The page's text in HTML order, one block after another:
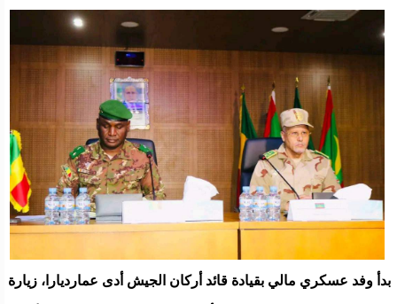
بدأ وفد عسكري مالي بقيادة قائد أركان الجيش أدى عمارديارا، زيارة